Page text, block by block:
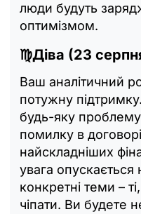
люди будуть
оптимізмом.
♍Діва (23
Ваш аналітичний
потужну
будь-яку
помилку в
найскладніших
увага
конкретні теми –
чіпати. Ви будете